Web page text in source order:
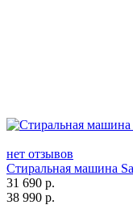
нет отзывов
Стиральная машина
31 690 р.
38 990 р.